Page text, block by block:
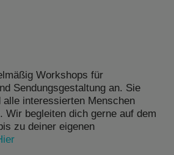
Workshops für
Sendungsgestaltung an. Sie
interessierten Menschen
Wir begleiten dich gerne auf dem
zu deiner eigenen